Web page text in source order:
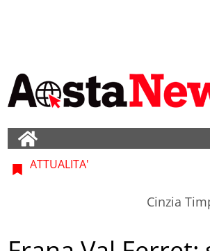
ATTUALITA'
Cinzia